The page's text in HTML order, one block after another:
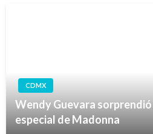
CDMX
Wendy Guevara
especial de Madonna